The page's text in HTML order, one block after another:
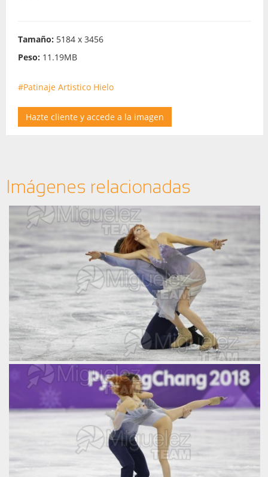
Tamaño: 5184 x 3456
Peso: 11.19MB
#Patinaje Artistico Hielo
Hazte cliente y accede a la imagen
Imágenes relacionadas